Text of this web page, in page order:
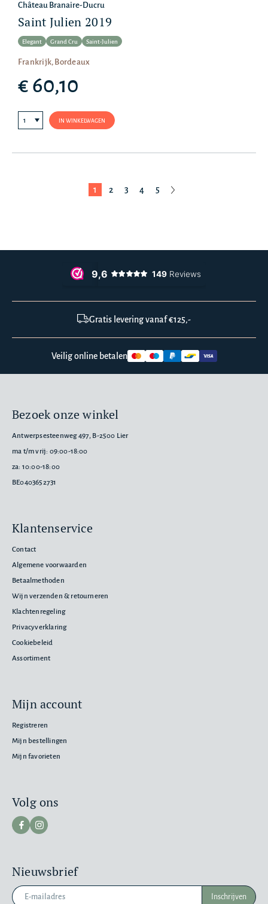
Château Branaire-Ducru
Saint Julien 2019
Elegant Grand Cru Saint-Julien
Frankrijk, Bordeaux
€ 60,10
IN WINKELWAGEN
1 2 3 4 5
Gratis levering vanaf €125,-
Veilig online betalen
Bezoek onze winkel
Antwerpsesteenweg 497, B-2500 Lier
ma t/m vrij: 09:00-18:00
za: 10:00-18:00
BE0403652731
Klantenservice
Contact
Algemene voorwaarden
Betaalmethoden
Wijn verzenden & retourneren
Klachtenregeling
Privacyverklaring
Cookiebeleid
Assortiment
Mijn account
Registreren
Mijn bestellingen
Mijn favorieten
Nieuwsbrief
Inschrijven
Volg ons